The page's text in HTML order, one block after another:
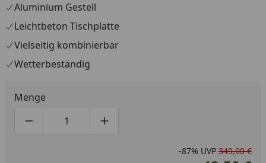
Aluminium Gestell
Leichtbeton Tischplatte
Vielseitig kombinierbar
Wetterbeständig
Menge
Produktmenge um eins verringern
Produktmenge manuell eingeben
Produktmenge um eins erhöhen
-87% UVP 349,00 €